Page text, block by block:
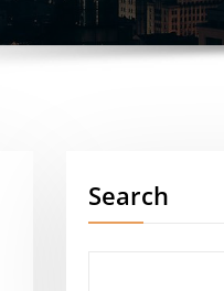
Search